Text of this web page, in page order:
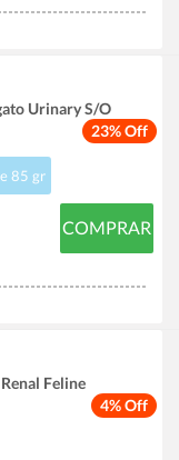
23% Off
Urinary S/O
85 gr
COMPRAR
4% Off
Feline